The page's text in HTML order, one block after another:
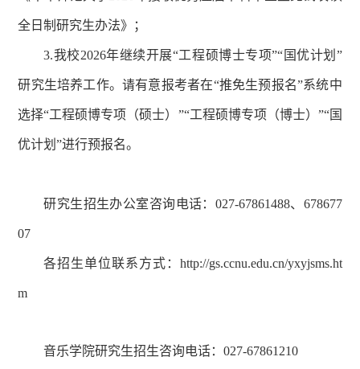
全日制研究生办法》；
3.我校2026年继续开展“工程硕博士专项”“国优计划”
研究生培养工作。请有意报考者在“推免生预报名”系统中
选择“工程硕博专项（硕士）”“工程硕博专项（博士）”“国
优计划”进行预报名。
研究生招生办公室咨询电话：027-67861488、678677
07
各招生单位联系方式：http://gs.ccnu.edu.cn/yxyjsms.ht
m
音乐学院研究生招生咨询电话：027-67861210